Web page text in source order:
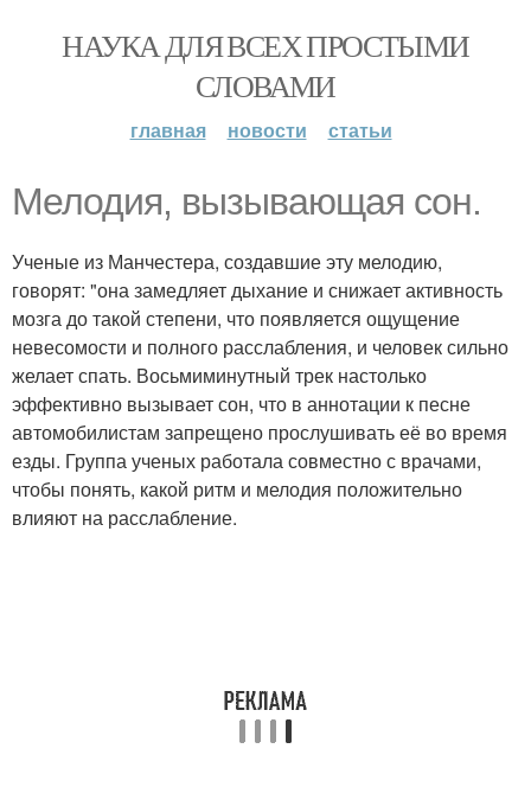
НАУКА ДЛЯ ВСЕХ ПРОСТЫМИ
СЛОВАМИ
главная новости статьи
Мелодия, вызывающая сон.
Ученые из Манчестера, создавшие эту мелодию,
говорят: "она замедляет дыхание и снижает активность
мозга до такой степени, что появляется ощущение
невесомости и полного расслабления, и человек сильно
желает спать. Восьмиминутный трек настолько
эффективно вызывает сон, что в аннотации к песне
автомобилистам запрещено прослушивать её во время
езды. Группа ученых работала совместно с врачами,
чтобы понять, какой ритм и мелодия положительно
влияют на расслабление.